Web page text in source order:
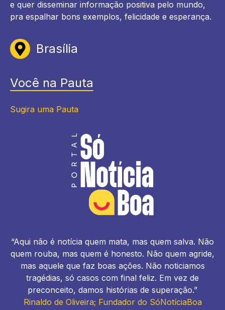
e quer disseminar informação positiva pelo mundo,
pra espalhar bons exemplos, felicidade e esperança.
Brasília
Você na Pauta
Sugira uma Pauta
“Aqui não é notícia quem mata, mas quem salva. Não
quem rouba, mas quem é honesto. Não quem agride,
mas aquele que faz boas ações. Não noticiamos
tragédias, só casos com final feliz. Em vez de
preconceito, damos histórias de superação.”
Rinaldo de Oliveira; Fundador do SóNotíciaBoa